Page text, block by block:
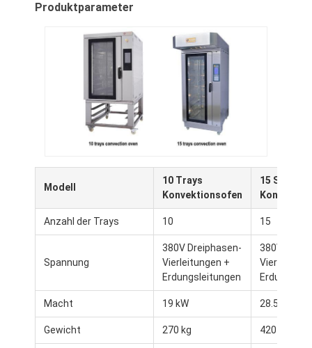
Zu Hause
Produkte
Über uns
Werksbesichtigung
Produktparameter
Modell
10 Trays
Konvektionsofen
15 Schalen
Anzahl der Trays 10 15
Spannung
380V Dreiphasen-
Vierleitungen +
Erdungsleitungen
380V
Macht 19 kW 28.5 kW
Gewicht 270 kg 420 Kilo